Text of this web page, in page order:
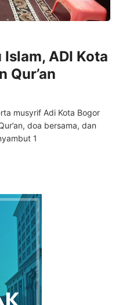
ADI Kota
Qur’an
musyrif Adi Kota Bogor
doa bersama, dan
1